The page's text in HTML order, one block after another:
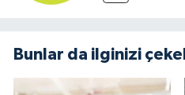
Bunlar da ilginizi